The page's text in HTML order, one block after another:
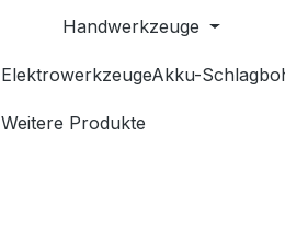
Handwerkzeuge
ElektrowerkzeugeAkku-
Weitere Produkte